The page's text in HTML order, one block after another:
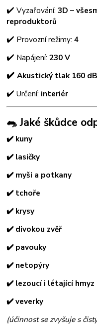
✔️Vyzařování:3D –
reproduktorů
✔️ Provozní režimy:4
✔️ Napájení:230 V
✔️Akustický tlak 160
✔️Určení: interiér
🐀 Jaké škůdce
✔️ kuny
✔️ lasičky
✔️ myši a potkany
✔️ tchoře
✔️ krysy
✔️ divokou zvěř
✔️ pavouky
✔️ netopýry
✔️ lezoucí i létající hmyz
✔️ veverky
(účinnost se zvyšuje s